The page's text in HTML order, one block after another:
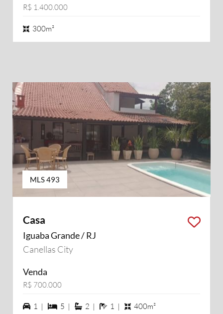
R$ 1.400.000
300m²
MLS 493
Casa
Iguaba Grande / RJ
Canellas City
Venda
R$ 700.000
1 vagas na garagem
1 | 5 dormiórios
5 | 2 suítes
2 | 1 banheiros
1 | 400m²